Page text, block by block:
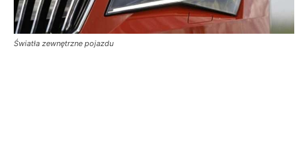
Światła zewnętrzne pojazdu